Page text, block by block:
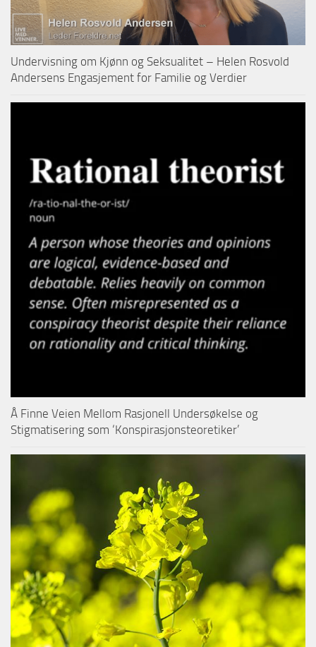
Undervisning om Kjønn og Seksualitet – Helen Rosvold
Andersens Engasjement for Familie og Verdier
Å Finne Veien Mellom Rasjonell Undersøkelse og
Stigmatisering som ‘Konspirasjonsteoretiker’